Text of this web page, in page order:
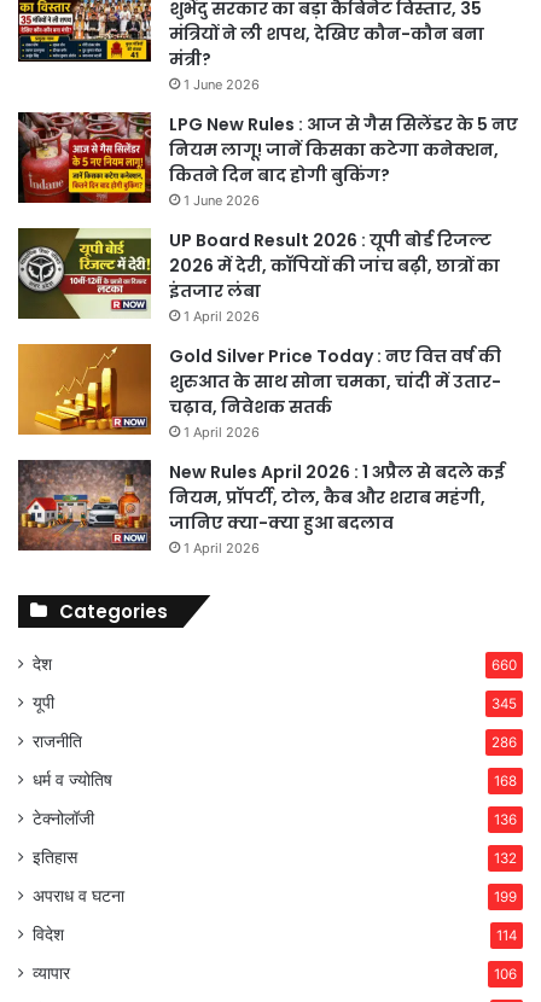
शुभेंदु सरकार का बड़ा कैबिनेट विस्तार, 35
मंत्रियों ने ली शपथ, देखिए कौन-कौन बना
मंत्री?
1 June 2026
LPG New Rules : आज से गैस सिलेंडर के 5 नए
नियम लागू! जानें किसका कटेगा कनेक्शन,
कितने दिन बाद होगी बुकिंग?
1 June 2026
UP Board Result 2026 : यूपी बोर्ड रिजल्ट
2026 में देरी, कॉपियों की जांच बढ़ी, छात्रों का
इंतजार लंबा
1 April 2026
Gold Silver Price Today : नए वित्त वर्ष की
शुरुआत के साथ सोना चमका, चांदी में उतार-
चढ़ाव, निवेशक सतर्क
1 April 2026
New Rules April 2026 : 1 अप्रैल से बदले कई
नियम, प्रॉपर्टी, टोल, कैब और शराब महंगी,
जानिए क्या-क्या हुआ बदलाव
1 April 2026
Categories
देश 660
यूपी 345
राजनीति 286
धर्म व ज्योतिष 168
टेक्नोलॉजी 136
इतिहास 132
अपराध व घटना 199
विदेश 114
व्यापार 106